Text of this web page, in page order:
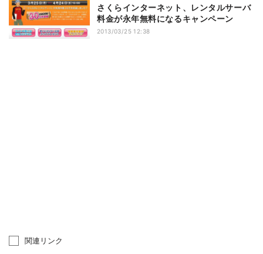
さくらインターネット、レンタルサーバ
料金が永年無料になるキャンペーン
2013/03/25 12:38
関連リンク